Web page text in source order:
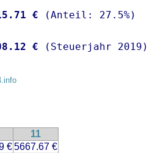
€
€ (Steuerjahr 2019)
11
€5667.67 €